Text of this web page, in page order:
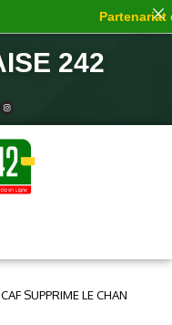
242
SUPPRIME LE CHAN
Partenariat